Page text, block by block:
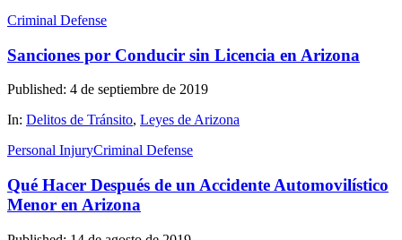
Criminal Defense
Sanciones por Conducir sin Licencia en Arizona
Published: 4 de septiembre de 2019
In: Delitos de Tránsito, Leyes de Arizona
Personal InjuryCriminal Defense
Qué Hacer Después de un Accidente Automovilístico
Menor en Arizona